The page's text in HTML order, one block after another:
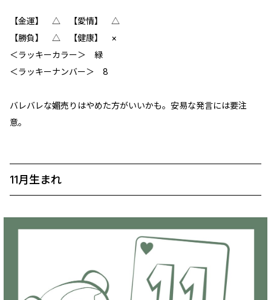
【金運】 △ 【愛情】 △
【勝負】 △ 【健康】 ×
＜ラッキーカラー＞ 緑
＜ラッキーナンバー＞ 8
バレバレな媚売りはやめた方がいいかも。安易な発言には要注
意。
11月生まれ